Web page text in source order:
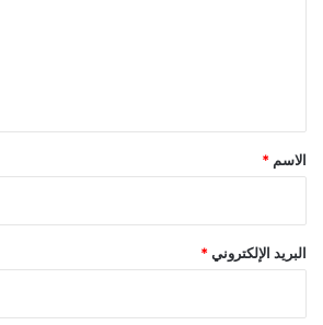
*
الاسم *
البريد الإلكتروني*